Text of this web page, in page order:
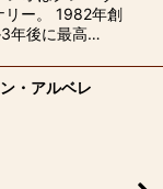
リー。 1982年創
年後に最高…
・アルベレ